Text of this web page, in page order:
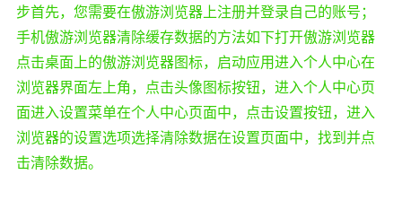
步首先，您需要在傲游浏览器上注册并登录自己的账号；
手机傲游浏览器清除缓存数据的方法如下打开傲游浏览器
点击桌面上的傲游浏览器图标，启动应用进入个人中心在
浏览器界面左上角，点击头像图标按钮，进入个人中心页
面进入设置菜单在个人中心页面中，点击设置按钮，进入
浏览器的设置选项选择清除数据在设置页面中，找到并点
击清除数据。